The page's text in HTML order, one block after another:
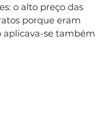
o alto preço das
porque eram
aplicava-se também